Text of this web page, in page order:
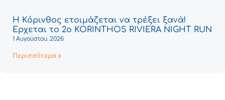
Η Κόρινθος ετοιμάζεται να τρέξει ξανά!
Έρχεται το 2ο KORINTHOS RIVIERA NIGHT RUN
1 Αυγούστου, 2026
Περισσότερα »